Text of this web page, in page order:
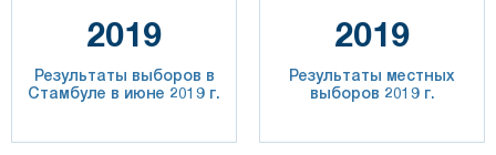
2019
Результаты выборов в
Стамбуле в июне 2019 г.
2019
Результаты местных
выборов 2019 г.